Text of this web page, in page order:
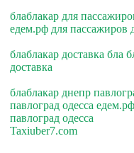
блаблакар для
едем.рф для пассажиров
блаблакар доставка бла
доставка
блаблакар днепр
павлоград одесса
павлоград одесса
Taxiuber7.com